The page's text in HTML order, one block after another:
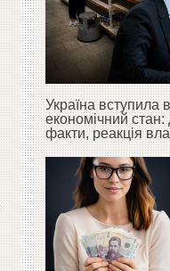
Україна вступила
економічний стан:
факти, реакція